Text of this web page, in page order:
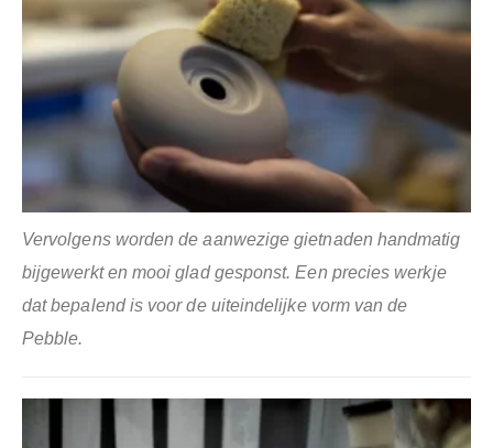
Vervolgens worden de aanwezige gietnaden handmatig
bijgewerkt en mooi glad gesponst. Een precies werkje
dat bepalend is voor de uiteindelijke vorm van de
Pebble.